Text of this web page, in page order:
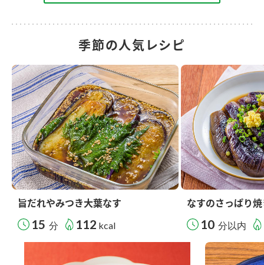
季節の人気レシピ
旨だれやみつき大葉なす
15 分 112 kcal
なすのさっぱり
10 分以内